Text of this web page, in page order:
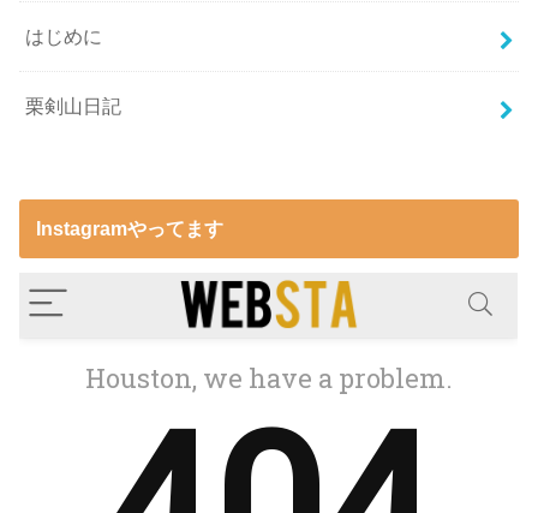
はじめに
栗剣山日記
Instagramやってます